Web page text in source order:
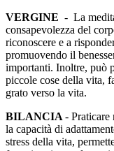
VERGINE - La
consapevolezza del
riconoscere e a
promuovendo il
importanti. Inoltre, può
piccole cose della vita,
grato verso la vita.
BILANCIA - Praticare
la capacità di
stress della vita,